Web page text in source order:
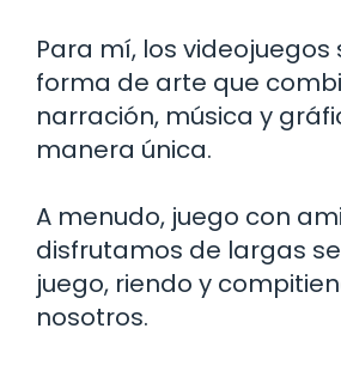
Para mí, los videojuegos
forma de arte que
narración, música y
manera única.
A menudo, juego con
disfrutamos de largas
juego, riendo y
nosotros.